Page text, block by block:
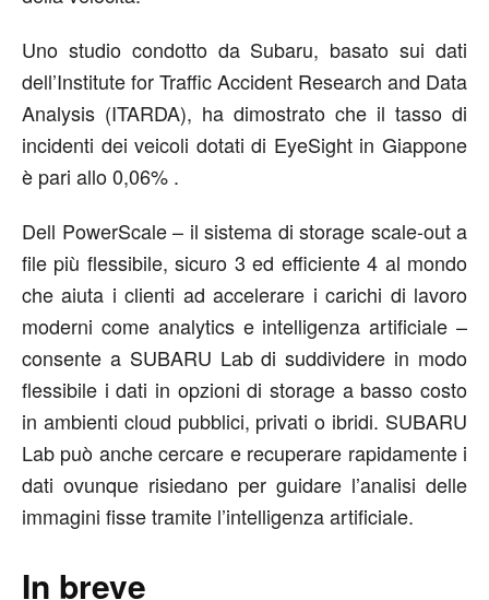
Uno studio condotto da Subaru, basato sui dati
dell’Institute for Traffic Accident Research and Data
Analysis (ITARDA), ha dimostrato che il tasso di
incidenti dei veicoli dotati di EyeSight in Giappone
è pari allo 0,06% .
Dell PowerScale – il sistema di storage scale-out a
file più flessibile, sicuro 3 ed efficiente 4 al mondo
che aiuta i clienti ad accelerare i carichi di lavoro
moderni come analytics e intelligenza artificiale –
consente a SUBARU Lab di suddividere in modo
flessibile i dati in opzioni di storage a basso costo
in ambienti cloud pubblici, privati o ibridi. SUBARU
Lab può anche cercare e recuperare rapidamente i
dati ovunque risiedano per guidare l’analisi delle
immagini fisse tramite l’intelligenza artificiale.
In breve